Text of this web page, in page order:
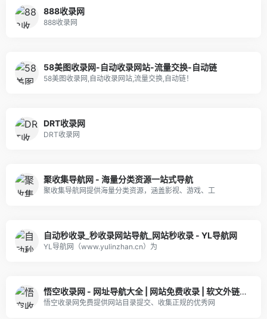
888收录网
888收录网
58美图收录网-自动收录网站-流量交换-自动链
58美图收录网,自动收录网站,流量交换,自动链！
DRT收录网
DRT收录网
聚收集导航网 - 海量分类资源一站式导航
聚收集导航网提供海量分类资源，涵盖影视、游戏、工
自动秒收录_秒收录网站导航_网站秒收录 - YL导航网
YL导航网（www.yulinzhan.cn）为
悟空收录网 - 网址导航大全 | 网站免费收录 | 软文外链发布平台
悟空收录网免费提供网站目录提交、收集正规的优秀网